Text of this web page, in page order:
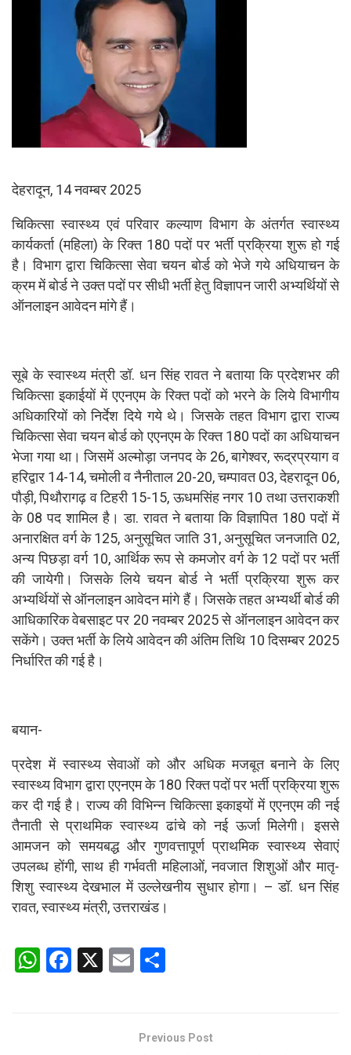
k
देहरादून, 14 नवम्बर 2025
चिकित्सा स्वास्थ्य एवं परिवार कल्याण विभाग के अंतर्गत स्वास्थ्य
कार्यकर्ता (महिला) के रिक्त 180 पदों पर भर्ती प्रक्रिया शुरू हो गई
है। विभाग द्वारा चिकित्सा सेवा चयन बोर्ड को भेजे गये अधियाचन के
क्रम में बोर्ड ने उक्त पदों पर सीधी भर्ती हेतु विज्ञापन जारी अभ्यर्थियों से
ऑनलाइन आवेदन मांगे हैं।
सूबे के स्वास्थ्य मंत्री डॉ. धन सिंह रावत ने बताया कि प्रदेशभर की
चिकित्सा इकाईयों में एएनएम के रिक्त पदों को भरने के लिये विभागीय
अधिकारियों को निर्देश दिये गये थे। जिसके तहत विभाग द्वारा राज्य
चिकित्सा सेवा चयन बोर्ड को एएनएम के रिक्त 180 पदों का अधियाचन
भेजा गया था। जिसमें अल्मोड़ा जनपद के 26, बागेश्वर, रूद्रप्रयाग व
हरिद्वार 14-14, चमोली व नैनीताल 20-20, चम्पावत 03, देहरादून 06,
पौड़ी, पिथौरागढ़ व टिहरी 15-15, ऊधमसिंह नगर 10 तथा उत्तराकशी
के 08 पद शामिल है। डा. रावत ने बताया कि विज्ञापित 180 पदों में
अनारक्षित वर्ग के 125, अनुसूचित जाति 31, अनुसूचित जनजाति 02,
अन्य पिछड़ा वर्ग 10, आर्थिक रूप से कमजोर वर्ग के 12 पदों पर भर्ती
की जायेगी। जिसके लिये चयन बोर्ड ने भर्ती प्रक्रिया शुरू कर
अभ्यर्थियों से ऑनलाइन आवेदन मांगे हैं। जिसके तहत अभ्यर्थी बोर्ड की
आधिकारिक वेबसाइट पर 20 नवम्बर 2025 से ऑनलाइन आवेदन कर
सकेंगे। उक्त भर्ती के लिये आवेदन की अंतिम तिथि 10 दिसम्बर 2025
निर्धारित की गई है।
बयान-
प्रदेश में स्वास्थ्य सेवाओं को और अधिक मजबूत बनाने के लिए
स्वास्थ्य विभाग द्वारा एएनएम के 180 रिक्त पदों पर भर्ती प्रक्रिया शुरू
कर दी गई है। राज्य की विभिन्न चिकित्सा इकाइयों में एएनएम की नई
तैनाती से प्राथमिक स्वास्थ्य ढांचे को नई ऊर्जा मिलेगी। इससे
आमजन को समयबद्ध और गुणवत्तापूर्ण प्राथमिक स्वास्थ्य सेवाएं
उपलब्ध होंगी, साथ ही गर्भवती महिलाओं, नवजात शिशुओं और मातृ-
शिशु स्वास्थ्य देखभाल में उल्लेखनीय सुधार होगा। – डॉ. धन सिंह
रावत, स्वास्थ्य मंत्री, उत्तराखंड।
W F
X
E
e
Previous Post